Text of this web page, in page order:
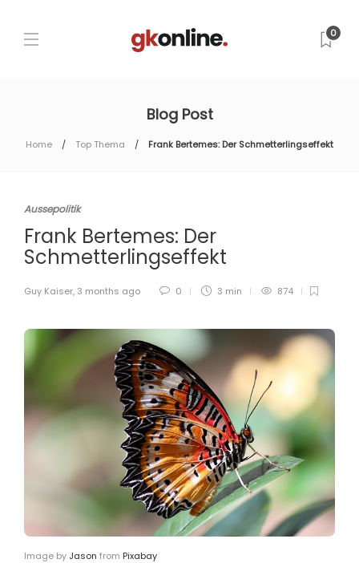
0
Blog Post
Home Top Thema Frank Bertemes: Der Schmetterlingseffekt
Aussepolitik
Frank Bertemes: Der
Schmetterlingseffekt
Guy Kaiser, 3 months ago 0 3 min 874
Image by Jason from Pixabay